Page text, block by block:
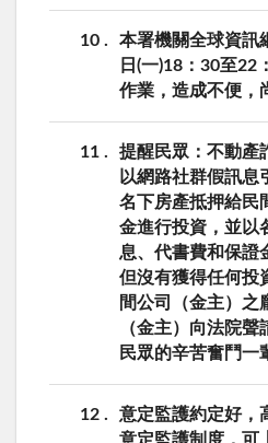
10
本署機關全球資訊
日(一)18：30至22
作業，造成不便，
11
提醒民眾：不動產
以網路社群假訊息
名下房產抵押給民
金進行投資，並以
息、代書費和保證
但沒有獲得任何投
間公司（金主）之
（金主）向法院
民眾的辛苦奮鬥一
12
意定監護約定好，
意定監護制度，可